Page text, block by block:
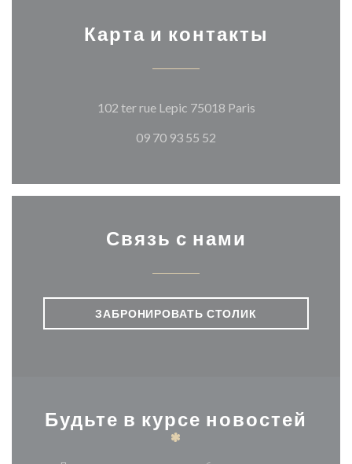
Карта и контакты
102 ter rue Lepic 75018 Paris((открывается в
09 70 93 55 52
Связь с нами
ЗАБРОНИРОВАТЬ СТОЛИК
Будьте в курсе новостей
*